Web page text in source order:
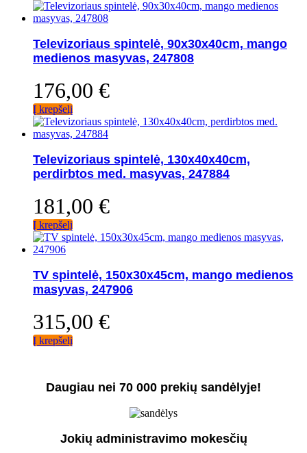
Televizoriaus spintelė, 90x30x40cm, mango
medienos masyvas, 247808
176,00 €
Į krepšelį
Televizoriaus spintelė, 130x40x40cm,
perdirbtos med. masyvas, 247884
181,00 €
Į krepšelį
TV spintelė, 150x30x45cm, mango medienos
masyvas, 247906
315,00 €
Į krepšelį
Daugiau nei 70 000 prekių sandėlyje!
Jokių administravimo mokesčių